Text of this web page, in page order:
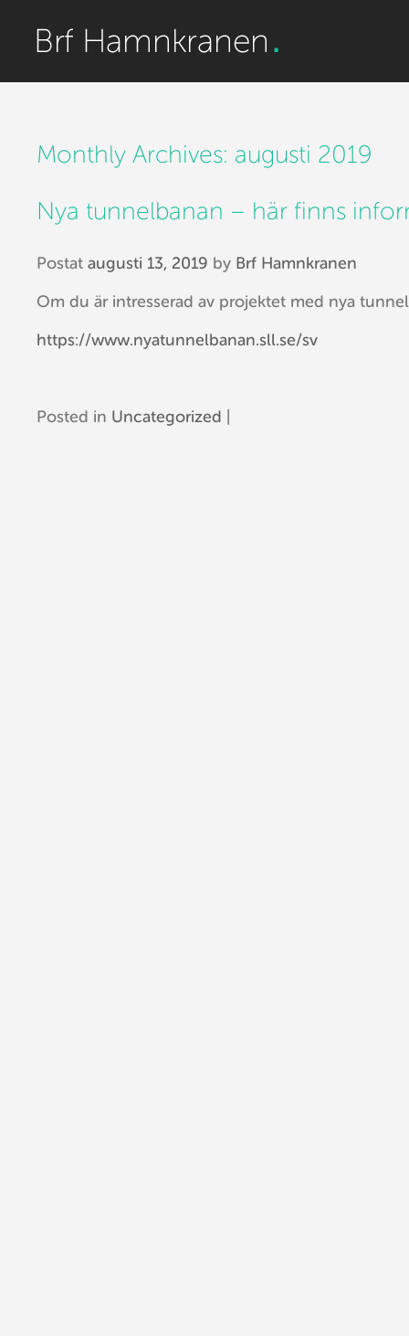
Monthly Archives: augusti 2019
Nya tunnelbanan – här finns
Postat augusti 13, 2019 by Brf Hamnkranen
Om du är intresserad av projektet med nya
https://www.nyatunnelbanan.sll.se/sv
Posted in Uncategorized